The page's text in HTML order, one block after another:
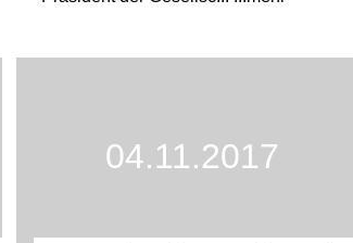
04.11.2017